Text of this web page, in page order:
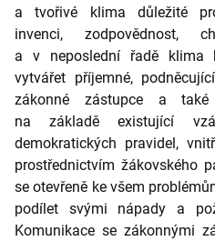
a tvořivé klima důležité
invenci, zodpovědnost,
a v neposlední řadě klima
vytvářet příjemné,
zákonné zástupce a také
na základě existující
demokratických pravidel,
prostřednictvím žákovského
se otevřeně ke všem
podílet svými nápady a
Komunikace se zákonnými